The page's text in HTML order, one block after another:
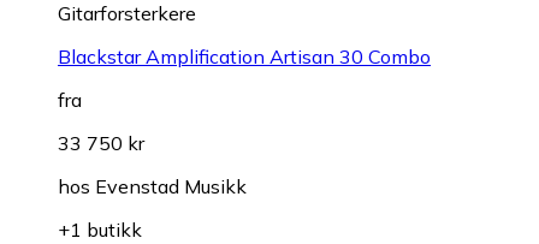
Gitarforsterkere
Blackstar Amplification Artisan 30 Combo
fra
33 750 kr
hos Evenstad Musikk
+1 butikk